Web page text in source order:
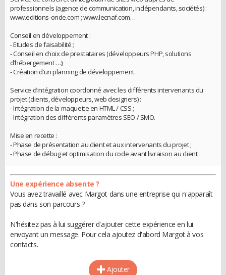
professionnels (agence de communication, indépendants, sociétés) :
www.editions-onde.com ; www.lecnaf.com…
Conseil en développement :
- Etudes de faisabilité ;
- Conseil en choix de prestataires (développeurs PHP, solutions
d’hébergement …);
- Création d’un planning de développement.
Service d’intégration coordonné avec les différents intervenants du
projet (clients, développeurs, web designers) :
- Intégration de la maquette en HTML / CSS ;
- Intégration des différents paramètres SEO / SMO.
Mise en recette :
- Phase de présentation au client et aux intervenants du projet ;
- Phase de débug et optimisation du code avant livraison au client.
Une expérience absente ?
Vous avez travaillé avec Margot dans une entreprise qui n'apparaît
pas dans son parcours ?
N'hésitez pas à lui suggérer d'ajouter cette expérience en lui
envoyant un message. Pour cela ajoutez d'abord Margot à vos
contacts.
Ajouter